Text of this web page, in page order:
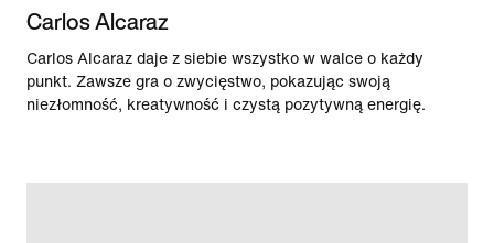
Carlos Alcaraz
Carlos Alcaraz daje z siebie wszystko w walce o każdy
punkt. Zawsze gra o zwycięstwo, pokazując swoją
niezłomność, kreatywność i czystą pozytywną energię.